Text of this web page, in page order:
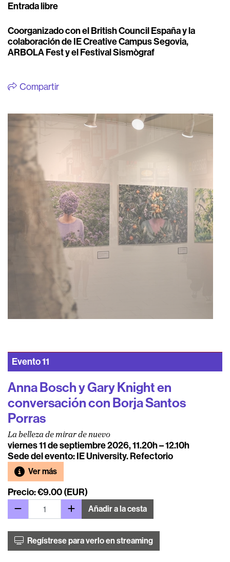
Entrada libre
Coorganizado con el British Council España y la
colaboración de IE Creative Campus Segovia,
ARBOLA Fest y el Festival Sismògraf
Compartir
Evento11
Anna Bosch y Gary Knight en
conversación con Borja Santos
Porras
La belleza de mirar de nuevo
viernes 11 de septiembre 2026, 11.20h – 12.10h
Sede del evento: IE University. Refectorio
Ver más
Precio: €9.00 (EUR)
Añadir a la cesta
Regístrese para verlo en streaming